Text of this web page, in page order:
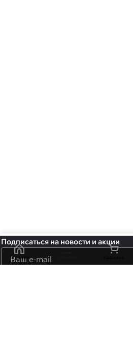
Главная
Подписаться на новости и акции
конфиденциальности
обработку